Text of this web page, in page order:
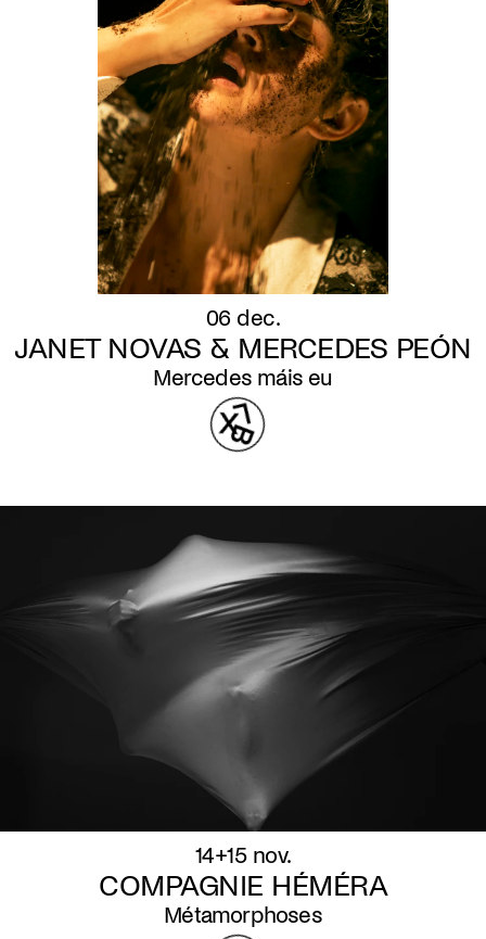
06 dec.
JANET NOVAS & MERCEDES PEÓN
Mercedes máis eu
14+15 nov.
COMPAGNIE HÉMÉRA
Métamorphoses